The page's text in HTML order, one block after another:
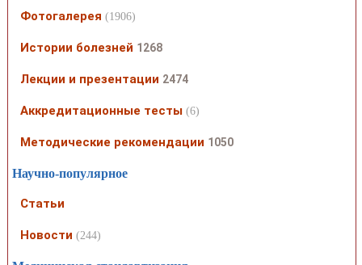
Фотогалерея (1906)
Истории болезней 1268
Лекции и презентации 2474
Аккредитационные тесты (6)
Методические рекомендации 1050
Научно-популярное
Статьи
Новости (244)